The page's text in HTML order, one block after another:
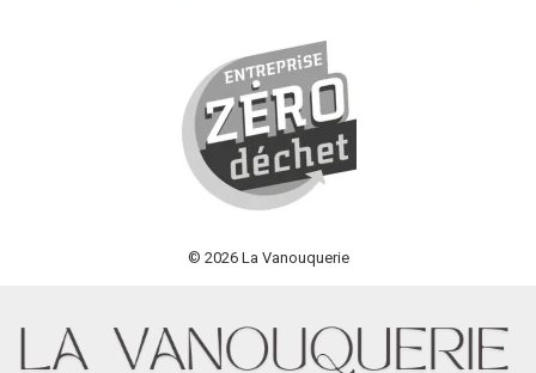
© 2026 La Vanouquerie